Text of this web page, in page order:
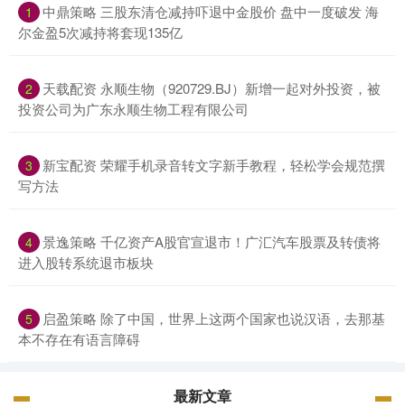
1
中鼎策略 三股东清仓减持吓退中金股价 盘中一度破发 海
尔金盈5次减持将套现135亿
2
天载配资 永顺生物（920729.BJ）新增一起对外投资，被
投资公司为广东永顺生物工程有限公司
3
新宝配资 荣耀手机录音转文字新手教程，轻松学会规范撰
写方法
4 景逸策略 千亿资产A股官宣退市！广汇汽车股票及转债将
进入股转系统退市板块
5
启盈策略 除了中国，世界上这两个国家也说汉语，去那基
本不存在有语言障碍
最新文章